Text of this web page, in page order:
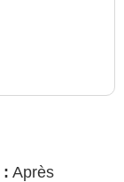
: Après